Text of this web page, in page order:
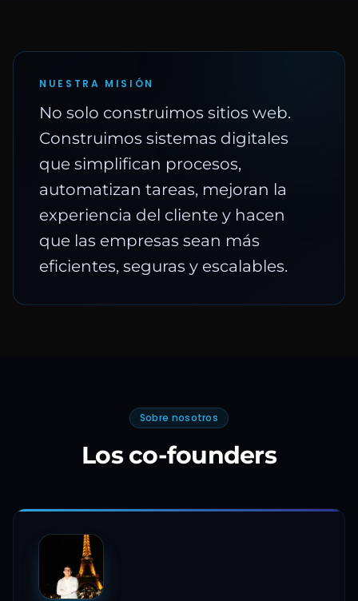
NUESTRA MISIÓN
No solo construimos sitios web.
Construimos sistemas digitales
que simplifican procesos,
automatizan tareas, mejoran la
experiencia del cliente y hacen
que las empresas sean más
eficientes, seguras y escalables.
Sobre nosotros
Los co-founders